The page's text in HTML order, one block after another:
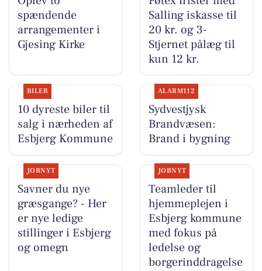
spændende
arrangementer i
Gjesing Kirke
Salling iskasse til
20 kr. og 3-
Stjernet pålæg til
kun 12 kr.
BILER
10 dyreste biler til
salg i nærheden af
Esbjerg Kommune
ALARM112
Sydvestjysk
Brandvæsen:
Brand i bygning
JOBNYT
Savner du nye
græsgange? - Her
er nye ledige
stillinger i Esbjerg
og omegn
JOBNYT
Teamleder til
hjemmeplejen i
Esbjerg kommune
med fokus på
ledelse og
borgerinddragelse